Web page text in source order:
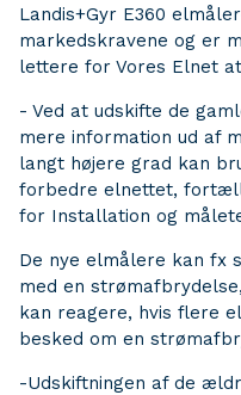
Landis+Gyr E360
markedskravene og er
lettere for Vores Elnet
- Ved at udskifte de
mere information ud af
langt højere grad kan
forbedre elnettet,
for Installation og
De nye elmålere kan fx
med en
kan reagere, hvis flere
besked om en
-Udskiftningen af de